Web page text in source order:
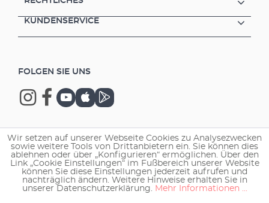
KUNDENSERVICE
FOLGEN SIE UNS
Copyright © 2026 EHEIM GmbH & Co. KG.
Wir setzen auf unserer Webseite Cookies zu Analysezwecken
sowie weitere Tools von Drittanbietern ein. Sie können dies
ablehnen oder über „Konfigurieren“ ermöglichen. Über den
Link „Cookie Einstellungen“ im Fußbereich unserer Website
können Sie diese Einstellungen jederzeit aufrufen und
nachträglich ändern. Weitere Hinweise erhalten Sie in
unserer Datenschutzerklärung. Mehr Informationen ...